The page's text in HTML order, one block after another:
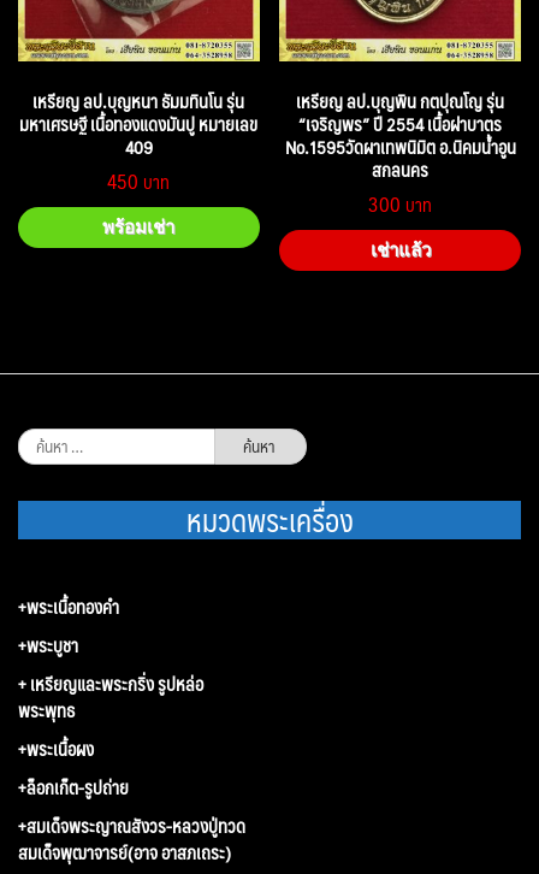
เหรียญ ลป.บุญหนา ธัมมทินโน รุ่น
มหาเศรษฐี เนื้อทองแดงมันปู หมายเลข
409
450
พร้อมเช่า
เหรียญ ลป.บุญพิน กตปุณโญ รุ่น
“เจริญพร” ปี 2554 เนื้อฝาบาตร
No.1595วัดผาเทพนิมิต อ.นิคมน้ำอูน
สกลนคร
300
เช่าแล้ว
ค้นหา
สำหรับ:
หมวดพระเครื่อง
+พระเนื้อทองคำ
+พระบูชา
+ เหรียญและพระกริ่ง รูปหล่อ
พระพุทธ
+พระเนื้อผง
+ล็อกเก็ต-รูปถ่าย
+สมเด็จพระญาณสังวร-หลวงปู่ทวด
สมเด็จพุฒาจารย์(อาจ อาสภเถระ)